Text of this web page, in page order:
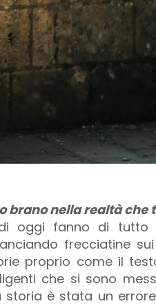
brano nella realtà che
oggi fanno di tutto
frecciatine sui
proprio come il
che si sono
è stata un